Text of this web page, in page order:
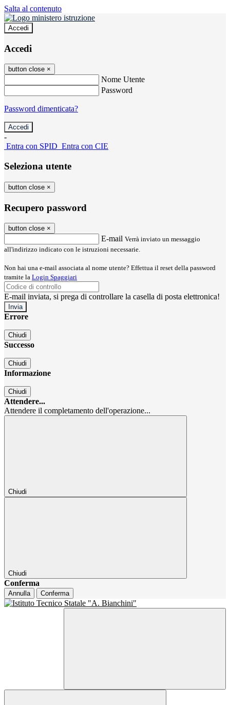
Salta al contenuto
Accedi
Accedi
button close ×
Nome Utente
Password
Password dimenticata?
-
Entra con SPID Entra con CIE
Seleziona utente
button close ×
Recupero password
button close ×
E-mail Verrà inviato un messaggio
all'indirizzo indicato con le istruzioni necessarie.
Non hai una e-mail associata al nome utente? Effettua il reset della password
tramite la Login Spaggiari
E-mail inviata, si prega di controllare la casella di posta elettronica!
Errore
Chiudi
Successo
Chiudi
Informazione
Chiudi
Attendere...
Attendere il completamento dell'operazione...
Chiudi
Chiudi
Conferma
Annulla Conferma